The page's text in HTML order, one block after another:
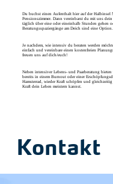
Du buchst einen Aufenthalt hier auf der Halbinsel
Pensionszimmer. Dann vereinbarst du mit uns
täglich über eine oder eineinhalb Stunden gehen
Beratungsspaziergänge am Deich sind eine Option.
Je nachdem, wie intensiv du beraten werden
einfach und vereinbare einen kostenfreien
freuen uns auf dich/euch!
Neben intensiver Lebens- und Paarberatung
bereits in einem Burnout oder einer
Hamsterrad, wieder Kraft schöpfen und
Kraft dein Leben meistern kannst.
Kontakt